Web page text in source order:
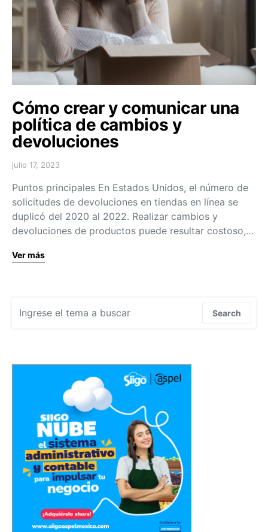
Cómo crear y comunicar una
política de cambios y
devoluciones
julio 17, 2023
Puntos principales En Estados Unidos, el número de
solicitudes de devoluciones en tiendas en línea se
duplicó del 2020 al 2022. Realizar cambios y
devoluciones de productos puede resultar costoso,…
Ver más
Search